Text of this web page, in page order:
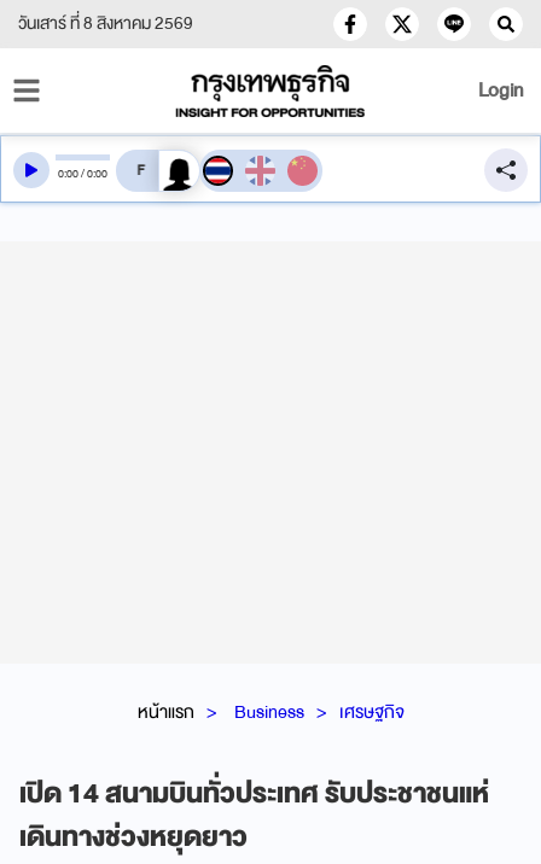
วันเสาร์ ที่ 8 สิงหาคม 2569
Login
หน้าแรก Business เศรษฐกิจ
เปิด 14 สนามบินทั่วประเทศ รับประชาชนแห่
เดินทางช่วงหยุดยาว
0:00/0:00 สลับเสียงอ่าน